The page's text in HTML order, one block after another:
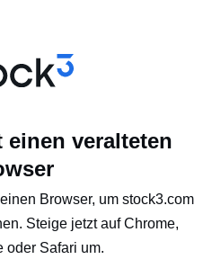
einen veralteten
Browser, um stock3.com
Steige jetzt auf Chrome,
oder Safari um.